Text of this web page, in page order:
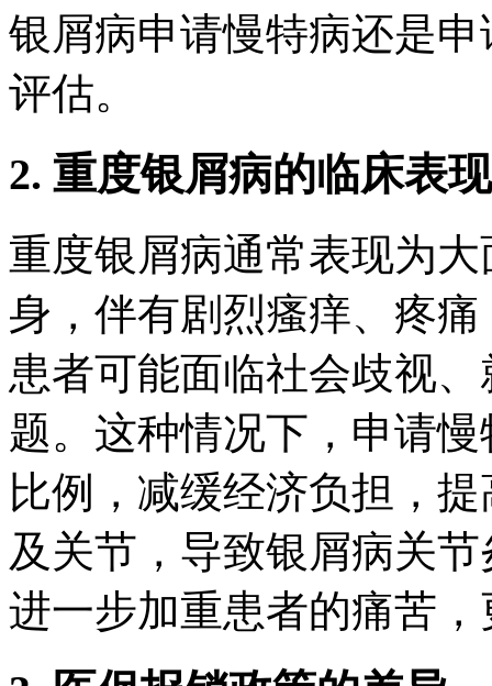
银屑病申请慢特病还是
评估。
2. 重度银屑病的临床表
重度银屑病通常表现为
身，伴有剧烈瘙痒、疼
患者可能面临社会歧视
题。这种情况下，申请
比例，减缓经济负担，
及关节，导致银屑病关
进一步加重患者的痛苦